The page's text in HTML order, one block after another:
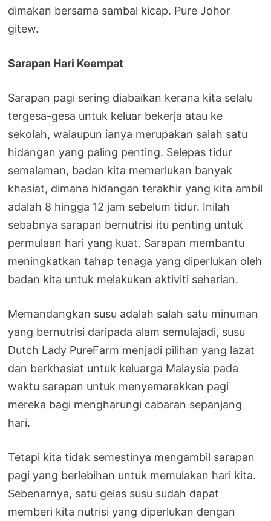
dimakan bersama sambal kicap. Pure Johor
gitew.
Sarapan Hari Keempat
Sarapan pagi sering diabaikan kerana kita selalu
tergesa-gesa untuk keluar bekerja atau ke
sekolah, walaupun ianya merupakan salah satu
hidangan yang paling penting. Selepas tidur
semalaman, badan kita memerlukan banyak
khasiat, dimana hidangan terakhir yang kita ambil
adalah 8 hingga 12 jam sebelum tidur. Inilah
sebabnya sarapan bernutrisi itu penting untuk
permulaan hari yang kuat. Sarapan membantu
meningkatkan tahap tenaga yang diperlukan oleh
badan kita untuk melakukan aktiviti seharian.
Memandangkan susu adalah salah satu minuman
yang bernutrisi daripada alam semulajadi, susu
Dutch Lady PureFarm menjadi pilihan yang lazat
dan berkhasiat untuk keluarga Malaysia pada
waktu sarapan untuk menyemarakkan pagi
mereka bagi mengharungi cabaran sepanjang
hari.
Tetapi kita tidak semestinya mengambil sarapan
pagi yang berlebihan untuk memulakan hari kita.
Sebenarnya, satu gelas susu sudah dapat
memberi kita nutrisi yang diperlukan dengan